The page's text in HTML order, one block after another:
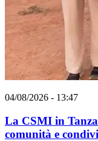
04/08/2026 - 13:47
La CSMI in
comunità e